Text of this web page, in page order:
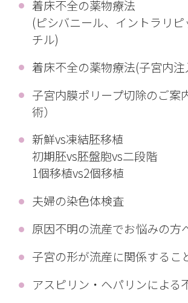
着床不全の薬物療法
(ピシバニール、イントラリピ
チル)
着床不全の薬物療法(子宮内注
子宮内膜ポリープ切除のご案
術）
新鮮vs凍結胚移植
初期胚vs胚盤胞vs二段階
1個移植vs2個移植
夫婦の染色体検査
原因不明の流産でお悩みの方
子宮の形が流産に関係するこ
アスピリン・ヘパリンによる